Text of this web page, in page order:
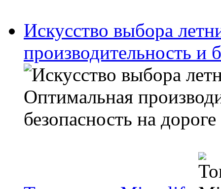
Искусство выбора
производительность и